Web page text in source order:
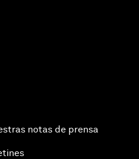
notas de prensa